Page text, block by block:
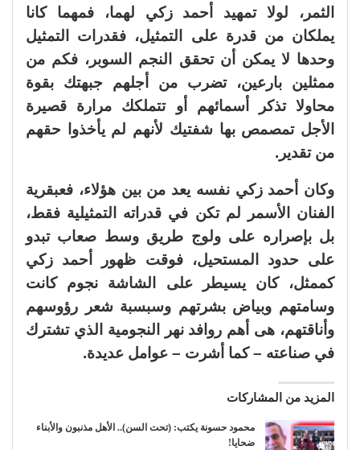
الثمر، لولا تمهيد أحمد زكي لهما، فمهما كانا
يملكان من قدرة على التمثيل، فقدرات التمثيل
وحدها لا يمكن أن تحقق النجم السوبر، فكم من
ممثلين بارعين، تضرب من أجلهم جبهتك بقوة
محاولا تذكر أسمائهم أو تتملكك مرارة قصيرة
الأجل تمصمص بها شفتيك لأنهم لم يأخذوا حقهم
من تقدير.
وكان أحمد زكي نفسه يعد من بين هؤلاء، فعبقرية
الفنان الأسمر لم تكن في قدراته التمثيلية فقط،
بل بإصراره على ولوج طريق وسط صعاب تبدو
على حدود المستحيل، فوقت ظهور أحمد زكي
كممثل، كان يسيطر على الشاشة نجوم كانت
وسامتهم وبياض بشرتهم وسبسبة شعر رؤوسهم
وأناقتهم، هى أهم روافد نهر النجومية الذي تشترك
في صناعته – كما أشرت – عوامل عديدة.
المزيد من المشاركات
محمود حسونة يكتب: (تحت السن).. الأهل مذنبون والأبناء
ضحايا!